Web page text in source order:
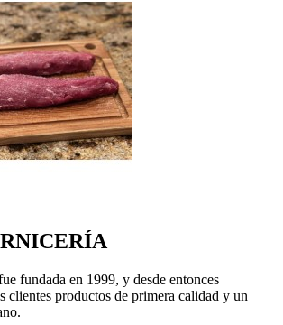
fundada en 1999, y desde entonces
clientes productos de primera calidad y un